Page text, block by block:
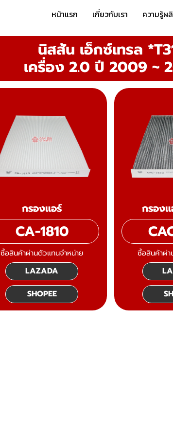
หน้าแรก เกี่ยวกับเรา ความรู้
นิสสัน เอ็กซ์เทรล
เครื่อง 2.0 ปี 2009 ~
กรองแอร์
CA-1810
ซื้อสินค้าผ่านตัวแทนจำหน่าย
LAZADA
SHOPEE
กรอง
ซื้อสินค้าผ่า